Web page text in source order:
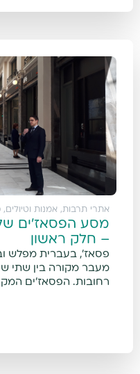
אתרי תרבות, אמנות וטיולים ,
– חלק ראשון
מעבר מקורה בין שתי
רחובות. הפסאז'ים